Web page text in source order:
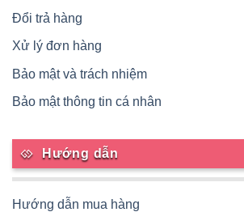
Đổi trả hàng
Xử lý đơn hàng
Bảo mật và trách nhiệm
Bảo mật thông tin cá nhân
Hướng dẫn
Hướng dẫn mua hàng